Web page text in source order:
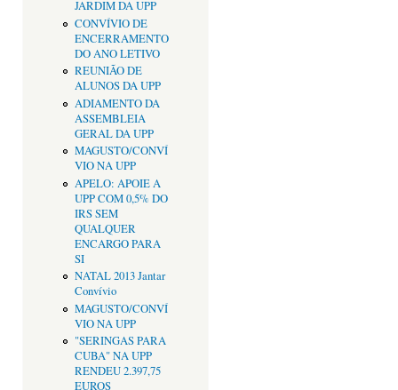
JARDIM DA UPP
CONVÍVIO DE
ENCERRAMENTO
DO ANO LETIVO
REUNIÃO DE
ALUNOS DA UPP
ADIAMENTO DA
ASSEMBLEIA
GERAL DA UPP
MAGUSTO/CONVÍ
VIO NA UPP
APELO: APOIE A
UPP COM 0,5% DO
IRS SEM
QUALQUER
ENCARGO PARA
SI
NATAL 2013 Jantar
Convívio
MAGUSTO/CONVÍ
VIO NA UPP
"SERINGAS PARA
CUBA" NA UPP
RENDEU 2.397,75
EUROS